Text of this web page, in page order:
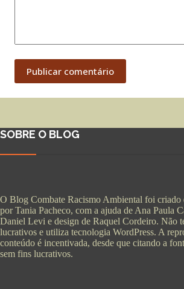
Publicar comentário
SOBRE O BLOG
O Blog Combate Racismo Ambiental foi criado
por Tania Pacheco, com a ajuda de Ana Paula
Daniel Levi e design de Raquel Cordeiro. Não
lucrativos e utiliza tecnologia WordPress. A
conteúdo é incentivada, desde que citando a
sem fins lucrativos.